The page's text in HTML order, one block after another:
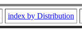
index by Distribution